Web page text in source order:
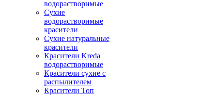
водорастворимые
Сухие
водорастворимые
красители
Сухие натуральные
красители
Красители Kreda
водорастворимые
Красители сухие с
распылителем
Красители Топ